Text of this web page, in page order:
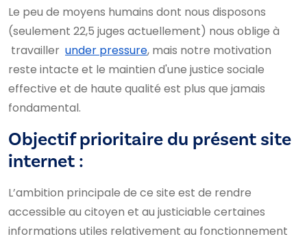
Le peu de moyens humains dont nous disposons
(seulement 22,5 juges actuellement) nous oblige à
travailler under pressure, mais notre motivation
reste intacte et le maintien d'une justice sociale
effective et de haute qualité est plus que jamais
fondamental.
Objectif prioritaire du présent site
internet :
L’ambition principale de ce site est de rendre
accessible au citoyen et au justiciable certaines
informations utiles relativement au fonctionnement